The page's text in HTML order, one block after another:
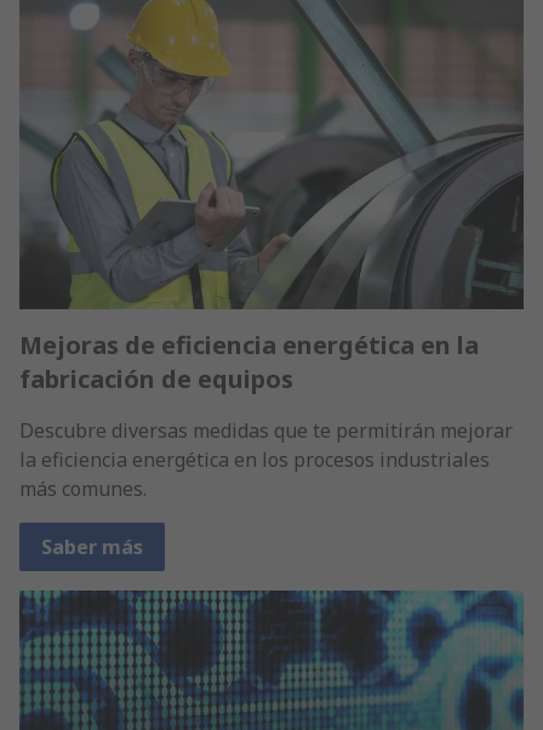
Mejoras de eficiencia energética en la
fabricación de equipos
Descubre diversas medidas que te permitirán mejorar
la eficiencia energética en los procesos industriales
más comunes.
Saber más